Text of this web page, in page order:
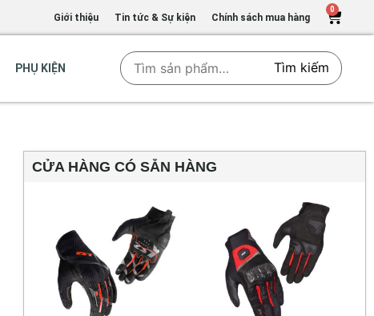
Giới thiệu Tin tức & Sự kiện Chính sách mua hàng
0
PHỤ KIỆN Tìm kiếm
CỬA HÀNG CÓ SẴN HÀNG